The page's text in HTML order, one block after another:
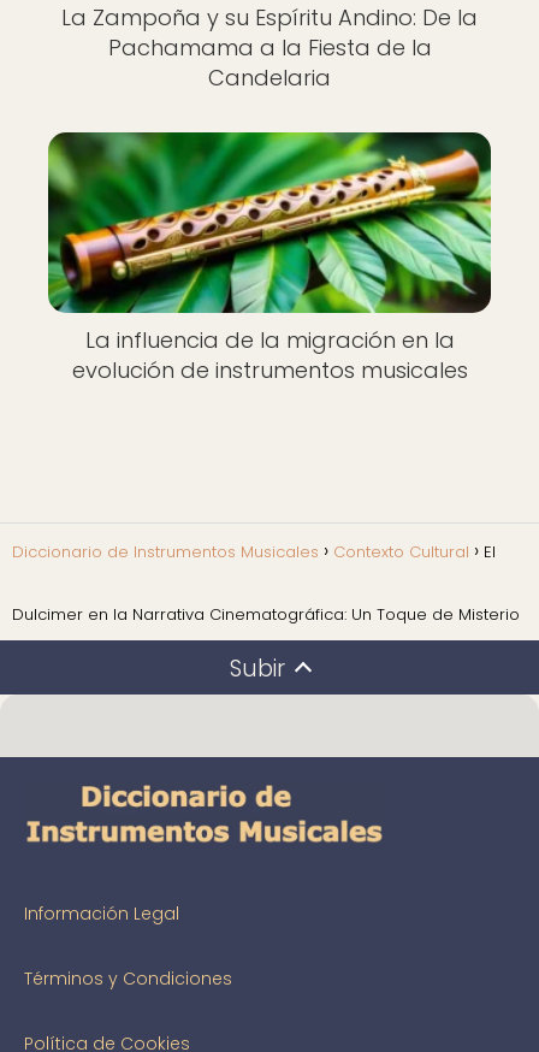
La Zampoña y su Espíritu Andino: De la
Pachamama a la Fiesta de la
Candelaria
La influencia de la migración en la
evolución de instrumentos musicales
Diccionario de Instrumentos Musicales Contexto Cultural El
Dulcimer en la Narrativa Cinematográfica: Un Toque de Misterio
Subir
Información Legal
Términos y Condiciones
Política de Cookies